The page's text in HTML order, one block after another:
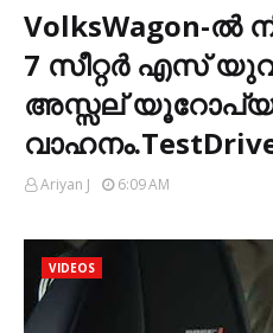
VolksWagon-ൽ
7 സീറ്റർ എസ്
അസ്സല്
Ariyan J 6:09 AM
VIDEOS